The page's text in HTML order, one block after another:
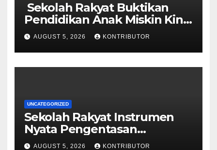
Sekolah Rakyat Buktikan
Pendidikan Anak Miskin Kini
Menjadi Prioritas Negara
AUGUST 5, 2026 KONTRIBUTOR
UNCATEGORIZED
Sekolah Rakyat Instrumen
Nyata Pengentasan
Kemiskinan Antargenerasi
AUGUST 5, 2026 KONTRIBUTOR